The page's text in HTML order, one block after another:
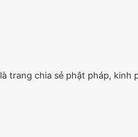
là trang chia sẻ phật pháp, kinh